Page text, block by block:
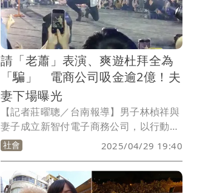
請「老蕭」表演、爽遊杜拜全為
「騙」 電商公司吸金逾2億！夫
妻下場曝光
【記者莊曜聰／台南報導】男子林楨祥與
妻子成立新智付電子商務公司，以行動支
付「New Club」名義對外招攬民眾投
資，標榜1年就能有本金2到3成的獲利，1
年半到3年更有3倍利潤，公司尾牙還請來
歌手蕭敬騰、小宇表演營造假象，2年內
社會 2025/04/29 19:40